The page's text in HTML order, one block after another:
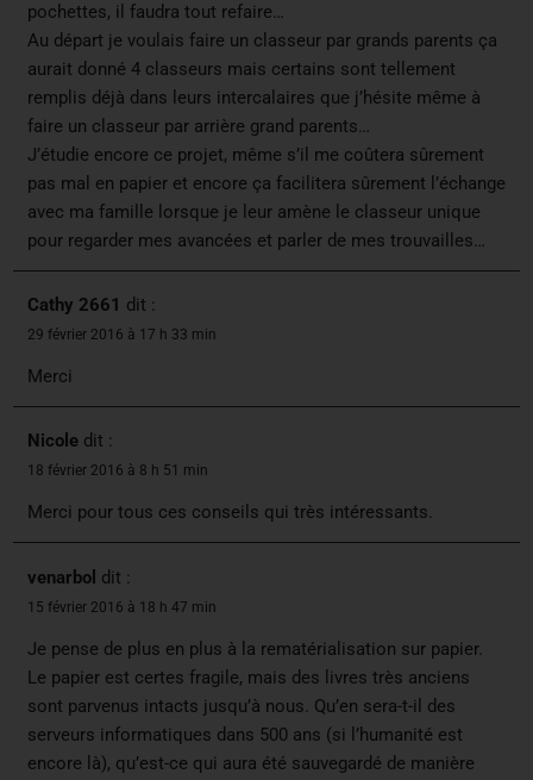
pochettes, il faudra tout refaire…
Au départ je voulais faire un classeur par grands parents ça
aurait donné 4 classeurs mais certains sont tellement
remplis déjà dans leurs intercalaires que j’hésite même à
faire un classeur par arrière grand parents…
J’étudie encore ce projet, même s’il me coûtera sûrement
pas mal en papier et encore ça facilitera sûrement l’échange
avec ma famille lorsque je leur amène le classeur unique
pour regarder mes avancées et parler de mes trouvailles…
Cathy 2661 dit :
29 février 2016 à 17 h 33 min
Merci
Nicole dit :
18 février 2016 à 8 h 51 min
Merci pour tous ces conseils qui très intéressants.
venarbol dit :
15 février 2016 à 18 h 47 min
Je pense de plus en plus à la rematérialisation sur papier.
Le papier est certes fragile, mais des livres très anciens
sont parvenus intacts jusqu’à nous. Qu’en sera-t-il des
serveurs informatiques dans 500 ans (si l’humanité est
encore là), qu’est-ce qui aura été sauvegardé de manière